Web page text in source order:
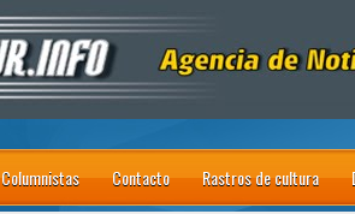
Columnistas Contacto Rastros de cultura